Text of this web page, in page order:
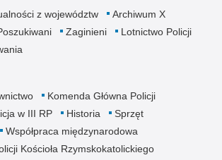
z województw
Archiwum X
Zaginieni
Lotnictwo Policji
Komenda Główna Policji
w III RP Historia
Sprzęt
Współpraca międzynarodowa
Kościoła Rzymskokatolickiego